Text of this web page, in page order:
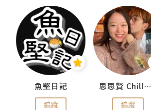
魚堅日記
追蹤
思思賢 ChillMyBabe
追蹤